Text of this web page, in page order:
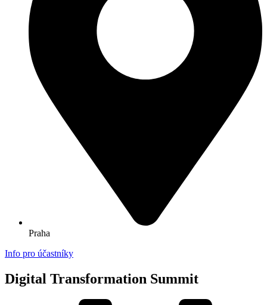
Praha
Info pro účastníky
Digital Transformation Summit